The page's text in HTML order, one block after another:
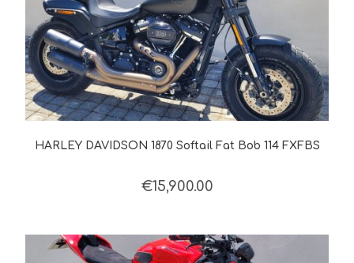
HARLEY DAVIDSON 1870 Softail Fat Bob 114 FXFBS
€15,900.00